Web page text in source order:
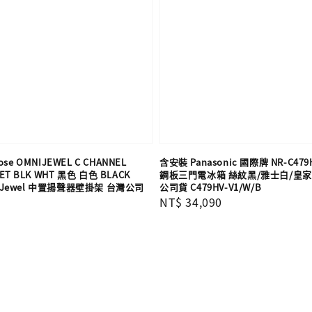
OMNIJEWEL C CHANNEL
BLK WHT 黑色 白色 BLACK
中置揚聲器壁掛架 台灣公司
含安裝 Panasonic 國際牌 NR-
鋼板三門電冰箱 絲紋黑/雅士白/皇
公司貨 C479HV-V1/W/B
Regular
NT$ 34,090